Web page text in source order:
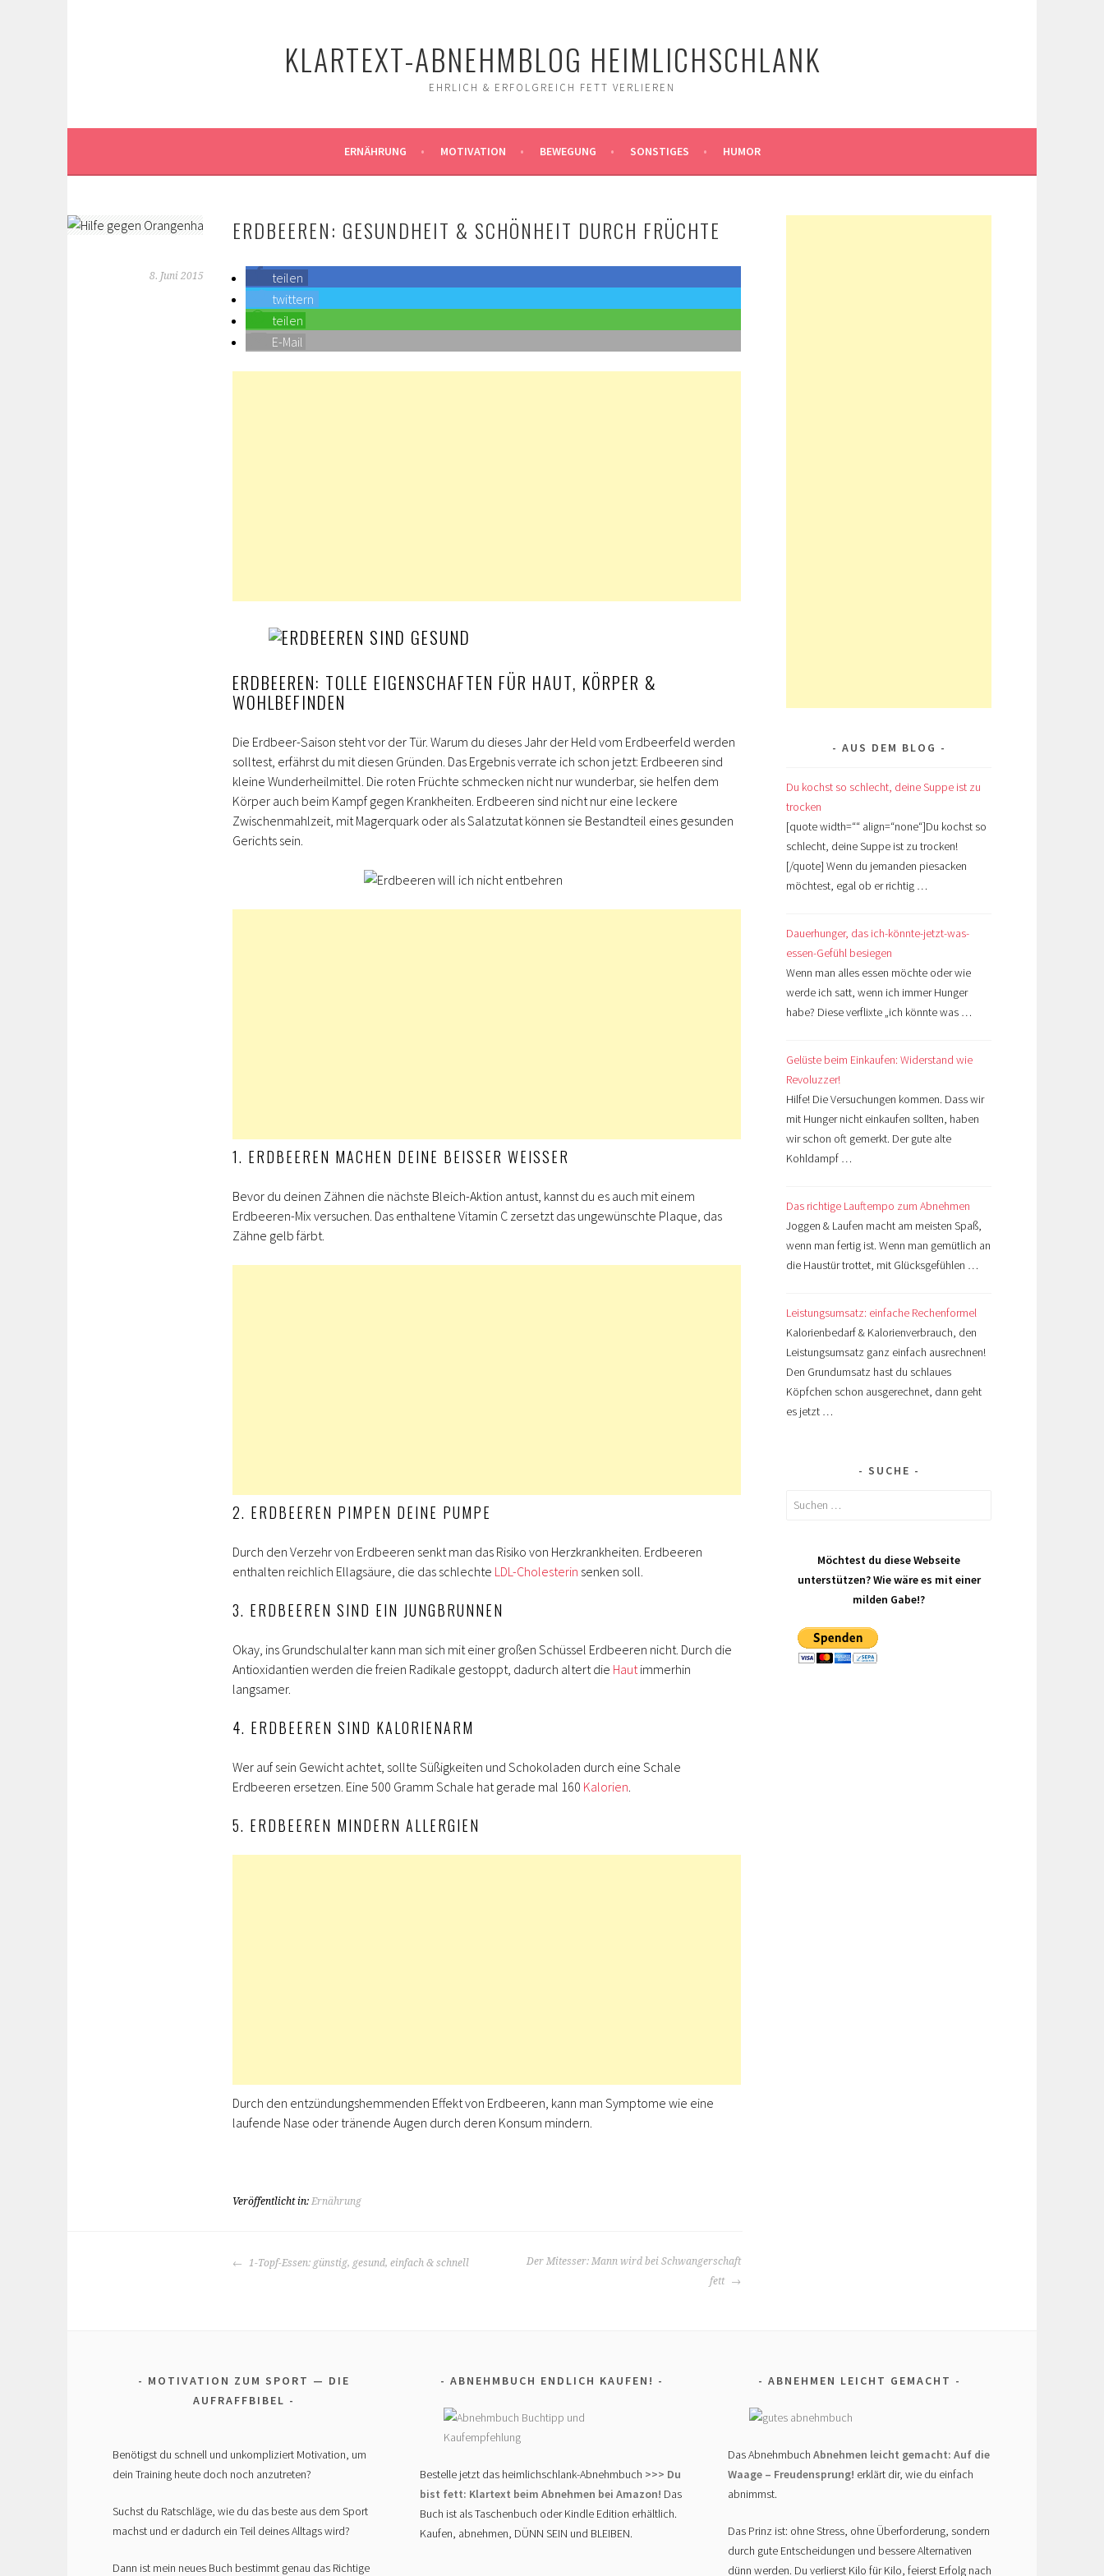
KLARTEXT-ABNEHMBLOG HEIMLICHSCHLANK
EHRLICH & ERFOLGREICH FETT VERLIEREN
ERNÄHRUNG MOTIVATION BEWEGUNG SONSTIGES HUMOR
ERDBEEREN: GESUNDHEIT & SCHÖNHEIT DURCH FRÜCHTE
8. Juni 2015
teilen
twittern
teilen
E-Mail
ERDBEEREN: TOLLE EIGENSCHAFTEN FÜR HAUT, KÖRPER &
WOHLBEFINDEN
Die Erdbeer-Saison steht vor der Tür. Warum du dieses Jahr der Held vom Erdbeerfeld werden
solltest, erfährst du mit diesen Gründen. Das Ergebnis verrate ich schon jetzt: Erdbeeren sind
kleine Wunderheilmittel. Die roten Früchte schmecken nicht nur wunderbar, sie helfen dem
Körper auch beim Kampf gegen Krankheiten. Erdbeeren sind nicht nur eine leckere
Zwischenmahlzeit, mit Magerquark oder als Salatzutat können sie Bestandteil eines gesunden
Gerichts sein.
1. ERDBEEREN MACHEN DEINE BEISSER WEISSER
Bevor du deinen Zähnen die nächste Bleich-Aktion antust, kannst du es auch mit einem
Erdbeeren-Mix versuchen. Das enthaltene Vitamin C zersetzt das ungewünschte Plaque, das
Zähne gelb färbt.
2. ERDBEEREN PIMPEN DEINE PUMPE
Durch den Verzehr von Erdbeeren senkt man das Risiko von Herzkrankheiten. Erdbeeren
enthalten reichlich Ellagsäure, die das schlechte LDL-Cholesterin senken soll.
3. ERDBEEREN SIND EIN JUNGBRUNNEN
Okay, ins Grundschulalter kann man sich mit einer großen Schüssel Erdbeeren nicht. Durch die
Antioxidantien werden die freien Radikale gestoppt, dadurch altert die Haut immerhin
langsamer.
4. ERDBEEREN SIND KALORIENARM
Wer auf sein Gewicht achtet, sollte Süßigkeiten und Schokoladen durch eine Schale
Erdbeeren ersetzen. Eine 500 Gramm Schale hat gerade mal 160 Kalorien
5. ERDBEEREN MINDERN ALLERGIEN
Durch den entzündungshemmenden Effekt von Erdbeeren, kann man Symptome wie eine
laufende Nase oder tränende Augen durch deren Konsum mindern.
Veröffentlicht in: Ernährung
BEITRAGS-
1-Topf-Essen: günstig, gesund, einfach & schnell
Der Mitesser: Mann wird bei Schwangerschaft
fett
AUS DEM BLOG
Du kochst so schlecht, deine Suppe ist zu
trocken
[quote width=““ align=“none“]Du kochst so
schlecht, deine Suppe ist zu trocken!
[/quote] Wenn du jemanden piesacken
möchtest, egal ob er richtig …
Dauerhunger, das ich-könnte-jetzt-was-
essen-Gefühl besiegen
Wenn man alles essen möchte oder wie
werde ich satt, wenn ich immer Hunger
habe? Diese verflixte „ich könnte was …
Gelüste beim Einkaufen: Widerstand wie
Revoluzzer!
Hilfe! Die Versuchungen kommen. Dass wir
mit Hunger nicht einkaufen sollten, haben
wir schon oft gemerkt. Der gute alte
Kohldampf …
Das richtige Lauftempo zum Abnehmen
Joggen & Laufen macht am meisten Spaß,
wenn man fertig ist. Wenn man gemütlich an
die Haustür trottet, mit Glücksgefühlen …
Leistungsumsatz: einfache Rechenformel
Kalorienbedarf & Kalorienverbrauch, den
Leistungsumsatz ganz einfach ausrechnen!
Den Grundumsatz hast du schlaues
Köpfchen schon ausgerechnet, dann geht
es jetzt …
SUCHE
Suchen
Möchtest du diese Webseite
unterstützen? Wie wäre es mit einer
milden Gabe!?
MOTIVATION ZUM SPORT — DIE
AUFRAFFBIBEL
Benötigst du schnell und unkompliziert Motivation, um
dein Training heute doch noch anzutreten?
Suchst du Ratschläge, wie du das beste aus dem Sport
machst und er dadurch ein Teil deines Alltags wird?
Dann ist mein neues Buch bestimmt genau das Richtige
ABNEHMBUCH ENDLICH KAUFEN!
Bestelle jetzt das heimlichschlank-Abnehmbuch >>> Du
bist fett: Klartext beim Abnehmen bei Amazon! Das
Buch ist als Taschenbuch oder Kindle Edition erhältlich.
Kaufen, abnehmen, DÜNN SEIN und BLEIBEN.
ABNEHMEN LEICHT GEMACHT
Das Abnehmbuch Abnehmen leicht gemacht: Auf die
Waage – Freudensprung! erklärt dir, wie du einfach
abnimmst.
Das Prinz ist: ohne Stress, ohne Überforderung, sondern
durch gute Entscheidungen und bessere Alternativen
dünn werden. Du verlierst Kilo für Kilo, feierst Erfolg nach